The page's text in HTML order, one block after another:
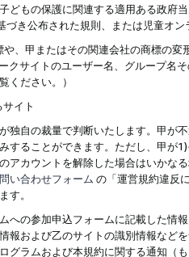
どもの保護に関連する適用ある政府
き公布された規則、または児童オン
、甲またはその関連会社の商標の
クサイトのユーザー名、グループ名
ください。）
イト
独自の裁量で判断いたします。甲が
することができます。ただし、甲が
アカウントを解除した場合はいかな
い合わせフォーム の「運営規約違反
す。
への参加申込フォームに記載した情
報および乙のサイトの識別情報など
グラムおよび本規約に関する通知（